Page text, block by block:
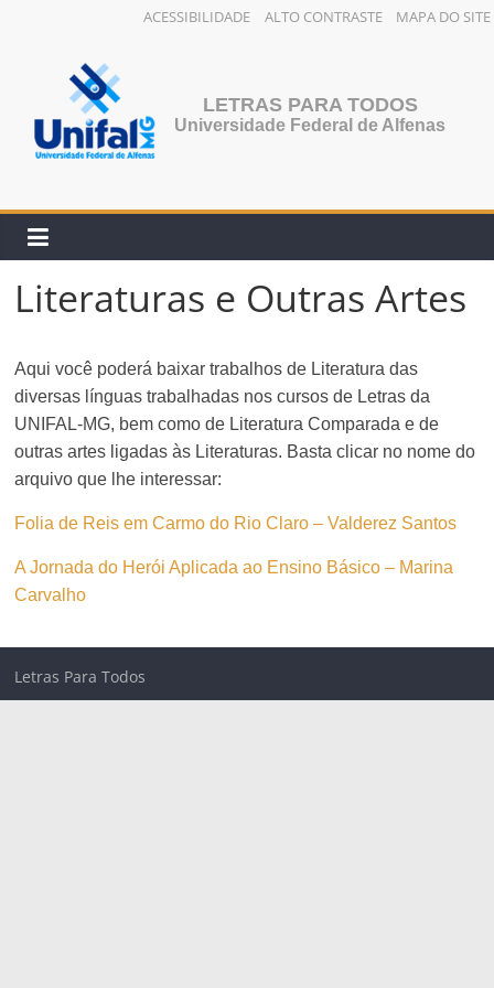
ACESSIBILIDADE ALTO CONTRASTE MAPA DO SITE
conteúdo
LETRAS PARA TODOS
Universidade Federal de Alfenas
Literaturas e Outras Artes
Aqui você poderá baixar trabalhos de Literatura das
diversas línguas trabalhadas nos cursos de Letras da
UNIFAL-MG, bem como de Literatura Comparada e de
outras artes ligadas às Literaturas. Basta clicar no nome do
arquivo que lhe interessar:
Folia de Reis em Carmo do Rio Claro – Valderez Santos
A Jornada do Herói Aplicada ao Ensino Básico – Marina
Carvalho
Letras Para Todos